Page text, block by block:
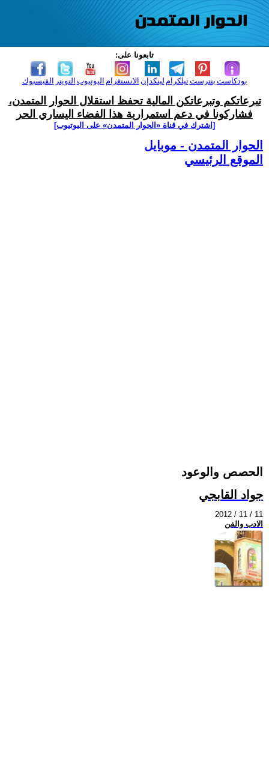
تابعونا على:
الفيسبوك التويتر اليوتيوب الانستغرام لينكدإن تيلكرامبنترست بودكاست
تبرعاتكم وتبرعاتكن المالية تحفظ استقلال الحوار المتمدن،
فشاركونا في دعم استمرارية هذا الفضاء اليساري الحر
[اشترك في قناة ‫«الحوار المتمدن» على اليوتيوب]
الحوار المتمدن - موبايل
الموقع الرئيسي
الحصص والوعود
جواد القابجي
2012 / 11 / 11
الادب والفن